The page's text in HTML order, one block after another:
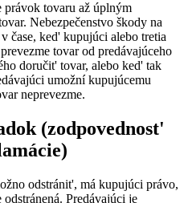
tovaru až úplným
Nebezpečenstvo škody na
čase, ked' kupujúci alebo tretia
tovar od predávajúceho
doručit' tovar, alebo ked' tak
umožní kupujúcemu
neprevezme.
(zodpovednost'
odstránit', má kupujúci právo,
Predávajúci je